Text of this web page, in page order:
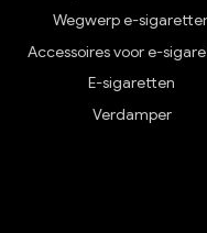
Wegwerp e-
Accessoires voor e-
E-sigaretten
Verdamper